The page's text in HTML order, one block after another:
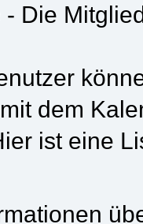
- Die
dem
ist eine